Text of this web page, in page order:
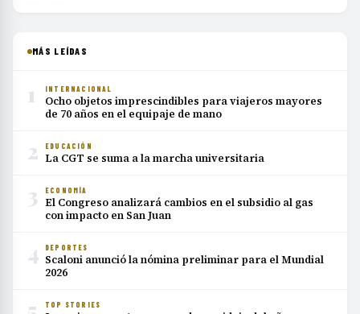
MÁS LEÍDAS
1 INTERNACIONAL
Ocho objetos imprescindibles para viajeros mayores
de 70 años en el equipaje de mano
2 EDUCACIÓN
La CGT se suma a la marcha universitaria
3 ECONOMÍA
El Congreso analizará cambios en el subsidio al gas
con impacto en San Juan
4 DEPORTES
Scaloni anunció la nómina preliminar para el Mundial
2026
TOP STORIES